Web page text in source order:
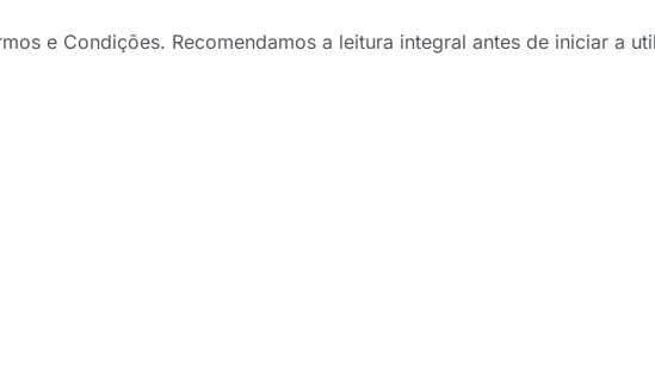
e Condições. Recomendamos a leitura integral antes de iniciar a